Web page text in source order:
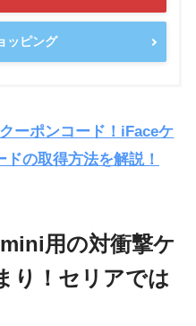
ッピング
ーポンコード！iFaceケ
の取得方法を解説！
用の対衝撃ケ
り！セリアでは